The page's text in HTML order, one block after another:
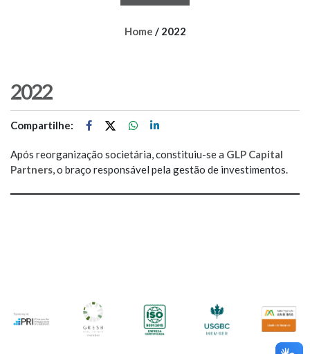
Home / 2022
2022
Compartilhe:
Após reorganização societária, constituiu-se a GLP Capital
Partners, o braço responsável pela gestão de investimentos.